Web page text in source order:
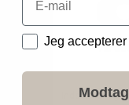
NYHED
DataJeg